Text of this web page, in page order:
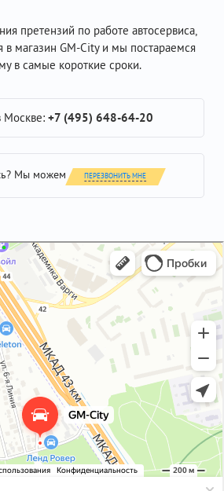
претензий по работе автосервиса,
в магазин GM-City и мы постараемся
в самые короткие сроки.
Москве: +7 (495) 648-64-20
Мы можем ПЕРЕЗВОНИТЬ МНЕ
в Москве